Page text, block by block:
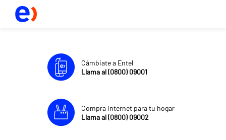
Cámbiate a Entel
Llama al (0800) 09001
Compra internet para tu hogar
Llama al (0800) 09002